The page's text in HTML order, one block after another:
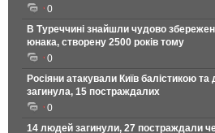
0
В Туреччині знайшли чудово
юнака, створену 2500 років тому
0
Росіяни атакували Київ балістикою
загинула, 15 постраждалих
0
14 людей загинули, 27 постраждали